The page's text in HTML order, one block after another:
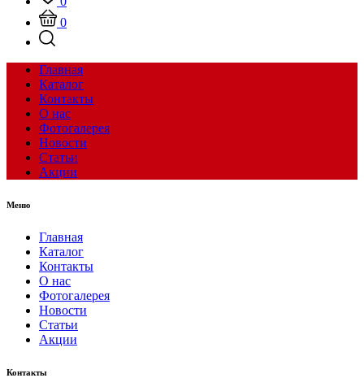
0
Главная
Каталог
Контакты
О нас
Фотогалерея
Новости
Статьи
Акции
Меню
Главная
Каталог
Контакты
О нас
Фотогалерея
Новости
Статьи
Акции
Контакты